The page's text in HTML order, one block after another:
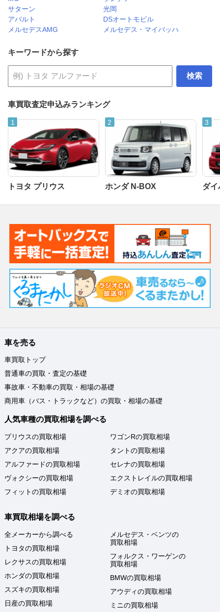
サターン
光岡
アバルト
DSオートモビル
メルセデスAMG
メルセデス・マイバッハ
キーワードから探す
検索
車買取査定申込みランキング
トヨタ プリウス ホンダ N-BOX ダイ
車を売る
車買取トップ
普通車の買取・査定の基礎
事故車・不動車の買取・相場の基礎
商用車（バス・トラックなど）の買取・相場の基礎
人気車種の買取相場を調べる
プリウスの買取相場
アクアの買取相場
アルファードの買取相場
ヴォクシーの買取相場
フィットの買取相場
ワゴンRの買取相場
タントの買取相場
セレナの買取相場
エクストレイルの買取相場
デミオの買取相場
車買取相場を調べる
全メーカーから調べる
トヨタの買取相場
レクサスの買取相場
ホンダの買取相場
スズキの買取相場
日産の買取相場
メルセデス・ベンツの
買取相場
フォルクス・ワーゲンの
買取相場
BMWの買取相場
アウディの買取相場
ミニの買取相場